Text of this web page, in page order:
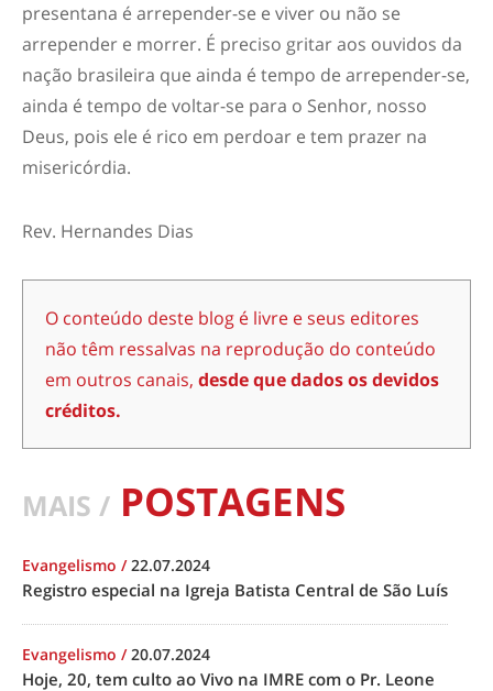
presentana é arrepender-se e viver ou não se
arrepender e morrer. É preciso gritar aos ouvidos da
nação brasileira que ainda é tempo de arrepender-se,
ainda é tempo de voltar-se para o Senhor, nosso
Deus, pois ele é rico em perdoar e tem prazer na
misericórdia.
Rev. Hernandes Dias
O conteúdo deste blog é livre e seus editores
não têm ressalvas na reprodução do conteúdo
em outros canais, desde que dados os devidos
créditos.
MAIS / POSTAGENS
Evangelismo /22.07.2024
Registro especial na Igreja Batista Central de São Luís
Evangelismo /20.07.2024
Hoje, 20, tem culto ao Vivo na IMRE com o Pr. Leone